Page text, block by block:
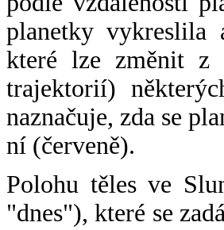
planetky vykreslila
které lze změnit z
trajektorií)
naznačuje, zda se
ní (červeně).
Polohu těles ve
"dnes"), které se